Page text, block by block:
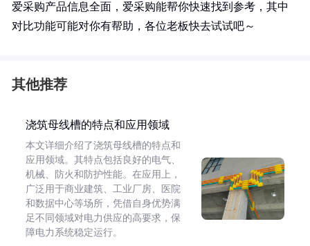
爱采购产品信息全面，爱采购能帮你快速找到参考，其中
对比功能可能对你有帮助，各位老板快去试试吧～
其他推荐
浇筑母线槽的特点和应用领域
本文详细介绍了浇筑母线槽的特点和
应用领域。其特点包括良好的电气、
机械、防火和防护性能。在应用上，
广泛用于商业建筑、工业厂房、医院
和数据中心等场所，凭借自身优势满
足不同领域对电力供应的高要求，保
障电力系统稳定运行。